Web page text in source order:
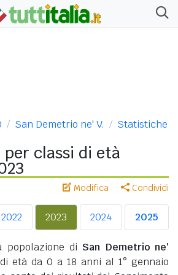
San Demetrio ne' V. Statistiche
per classi di età
Modifica Condividi
2022 2023 2024 2025
popolazione di San Demetrio ne'
età da 0 a 18 anni al 1° gennaio